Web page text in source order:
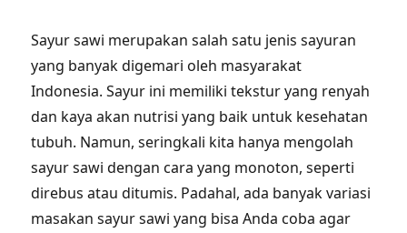
Sayur sawi merupakan salah satu jenis sayuran
yang banyak digemari oleh masyarakat
Indonesia. Sayur ini memiliki tekstur yang renyah
dan kaya akan nutrisi yang baik untuk kesehatan
tubuh. Namun, seringkali kita hanya mengolah
sayur sawi dengan cara yang monoton, seperti
direbus atau ditumis. Padahal, ada banyak variasi
masakan sayur sawi yang bisa Anda coba agar